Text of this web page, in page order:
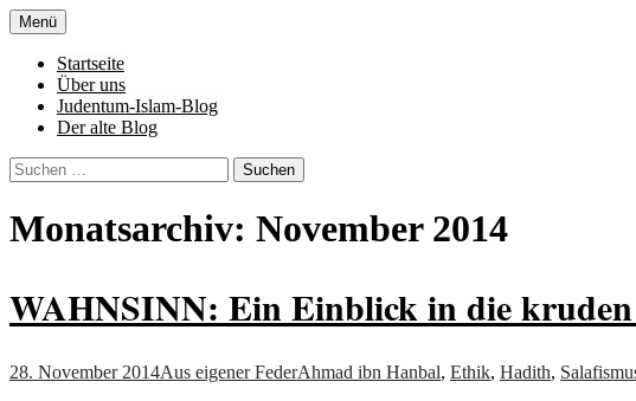
Zum
Inhalt
springen
Al-Adala.de
Menü
Startseite
Über uns
Judentum-Islam-Blog
Der alte Blog
Suchen
nach:
Monatsarchiv: November 2014
WAHNSINN: Ein Einblick in die kruden
28. November 2014Aus eigener FederAhmad ibn Hanbal, Ethik, Hadith,